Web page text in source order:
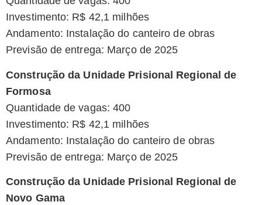
Investimento: R$ 42,1 milhões
Andamento: Instalação do canteiro de obras
Previsão de entrega: Março de 2025
Construção da Unidade Prisional Regional de
Formosa
Quantidade de vagas: 400
Investimento: R$ 42,1 milhões
Andamento: Instalação do canteiro de obras
Previsão de entrega: Março de 2025
Construção da Unidade Prisional Regional de
Novo Gama